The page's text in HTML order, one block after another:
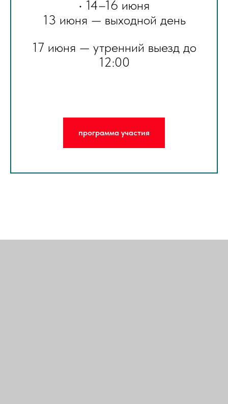
• 14–16 июня
13 июня — выходной день
17 июня — утренний выезд до
12:00
программа участия